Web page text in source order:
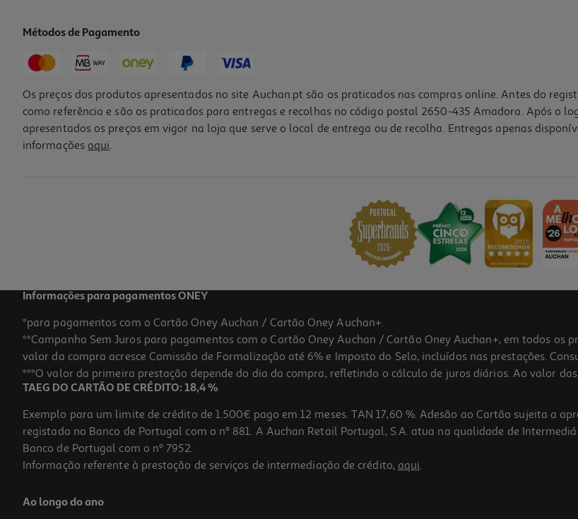
Métodos de Pagamento
Os preços dos produtos apresentados no site Auchan.pt são os praticados nas compras online. Antes do
como referência e são os praticados para entregas e recolhas no código postal 2650-435 Amadora. Após o
apresentados os preços em vigor na loja que serve o local de entrega ou de recolha. Entregas apenas
informações aqui.
Informações para pagamentos ONEY
*para pagamentos com o Cartão Oney Auchan / Cartão Oney Auchan+.
**Campanha Sem Juros para pagamentos com o Cartão Oney Auchan / Cartão Oney Auchan+, em todos os
valor da compra acresce Comissão de Formalização até 6% e Imposto do Selo, incluídos nas prestações.
***O valor da primeira prestação depende do dia da compra, refletindo o cálculo de juros diários. Ao valor
TAEG DO CARTÃO DE CRÉDITO: 18,4 %
Exemplo para um limite de crédito de 1.500€ pago em 12 meses. TAN 17,60 %. Adesão ao Cartão sujeita a
registado no Banco de Portugal com o nº 881. A Auchan Retail Portugal, S.A. atua na qualidade de
Banco de Portugal com o nº 7952.
Informação referente à prestação de serviços de intermediação de crédito, aqui.
Ao longo do ano